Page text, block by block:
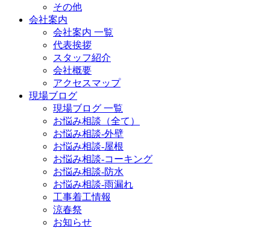
その他
会社案内
会社案内 一覧
代表挨拶
スタッフ紹介
会社概要
アクセスマップ
現場ブログ
現場ブログ 一覧
お悩み相談（全て）
お悩み相談-外壁
お悩み相談-屋根
お悩み相談-コーキング
お悩み相談-防水
お悩み相談-雨漏れ
工事着工情報
涼春祭
お知らせ